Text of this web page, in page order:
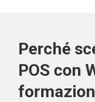
Perché
POS con